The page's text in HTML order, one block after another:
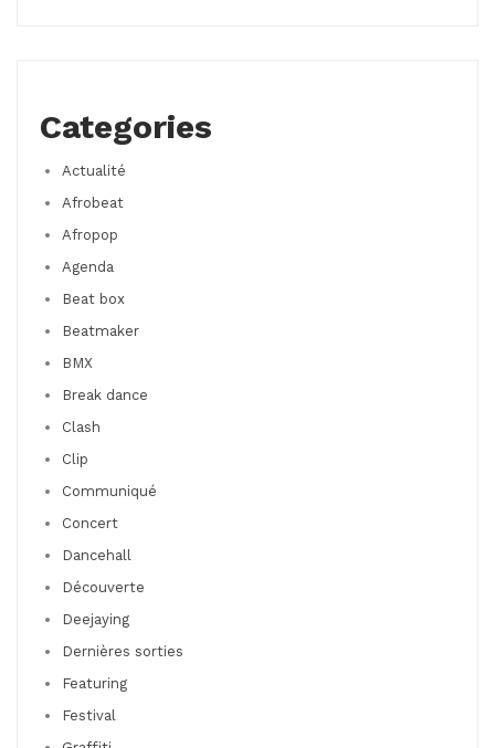
Categories
Actualité
Afrobeat
Afropop
Agenda
Beat box
Beatmaker
BMX
Break dance
Clash
Clip
Communiqué
Concert
Dancehall
Découverte
Deejaying
Dernières sorties
Featuring
Festival